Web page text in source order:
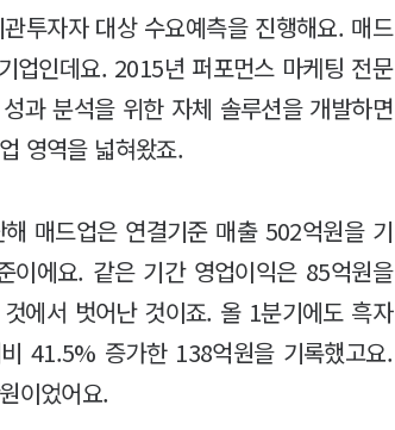
투자자 대상 수요예측을 진행해요. 매드
업인데요. 2015년 퍼포먼스 마케팅 전문
과 분석을 위한 자체 솔루션을 개발하면
영역을 넓혀왔죠.
매드업은 연결기준 매출 502억원을 기
에요. 같은 기간 영업이익은 85억원을
에서 벗어난 것이죠. 올 1분기에도 흑자
41.5% 증가한 138억원을 기록했고요.
이었어요.